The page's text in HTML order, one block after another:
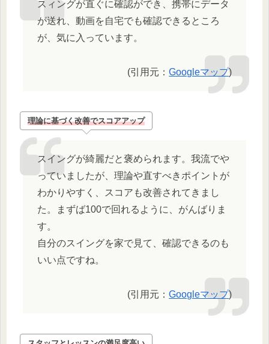
スィングが直ぐに確認ができ、携帯にデータ
が送れ、動画を自宅でも確認できるところ
が、気に入っています。
(引用元：Googleマップ)
理論に基づく改善でスコアアップ
スイングが綺麗だと褒められます。我流でや
っていましたが、理論や直すべきポイントが
わかりやすく、スコアも改善されてきまし
た。まずば100で回れるように、がんばりま
す。
自分のスイングを家で見て、確認できるのも
いい点ですね。
(引用元：Googleマップ)